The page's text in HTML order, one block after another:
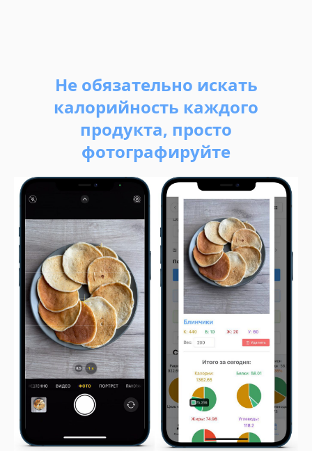
Не обязательно искать
калорийность каждого
продукта, просто
фотографируйте